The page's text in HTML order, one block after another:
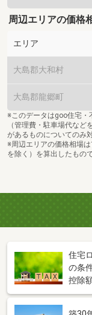
周辺エリアの価格
エリア
大島郡大和村
大島郡龍郷町
※このデータはgoo住宅・
（管理費・駐車場代な
があるものについてのみ
※周辺エリアの価格相場
を除く）を算出したもので
住宅
の条
控除